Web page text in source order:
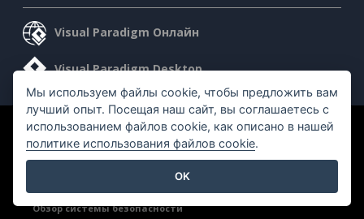
Visual Paradigm Онлайн
Visual Paradigm Desktop
©2026 by Visual Paradigm. Все права защищены.
Обзор системы безопасности
Мы используем файлы cookie, чтобы предложить вам
лучший опыт. Посещая наш сайт, вы соглашаетесь с
использованием файлов cookie, как описано в нашей
политике использования файлов cookie.
OK